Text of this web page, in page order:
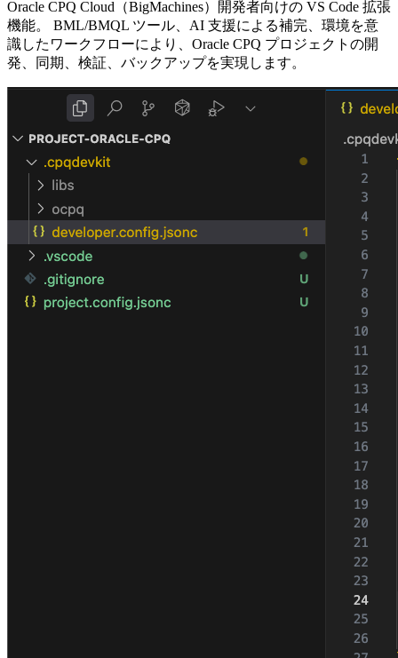
Oracle CPQ Cloud（BigMachines）開発者向けの VS Code 拡張
機能。
BML/BMQL ツール、AI 支援による補完、環境を意
識したワークフローにより、Oracle CPQ プロジェクトの開
発、同期、検証、バックアップを実現します。